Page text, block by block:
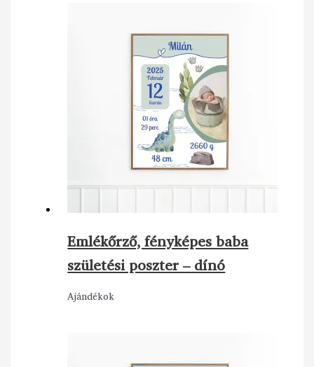
Emlékőrző, fényképes baba
születési poszter – dínó
Ajándékok